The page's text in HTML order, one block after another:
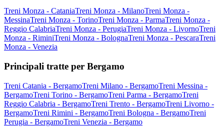
Treni Monza - CataniaTreni Monza - MilanoTreni Monza -
MessinaTreni Monza - TorinoTreni Monza - ParmaTreni Monza -
Reggio CalabriaTreni Monza - PerugiaTreni Monza - LivornoTreni
Monza - RiminiTreni Monza - BolognaTreni Monza - PescaraTreni
Monza - Venezia
Principali tratte per Bergamo
Treni Catania - BergamoTreni Milano - BergamoTreni Messina -
BergamoTreni Torino - BergamoTreni Parma - BergamoTreni
Reggio Calabria - BergamoTreni Trento - BergamoTreni Livorno -
BergamoTreni Rimini - BergamoTreni Bologna - BergamoTreni
Perugia - BergamoTreni Venezia - Bergamo